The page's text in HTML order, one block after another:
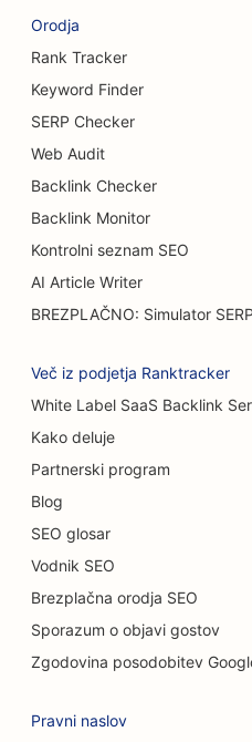
SEO za storitve
SEO za samopostrežne
SEO za tovornjake za
SEO za trgovine s
SEO za opeklinske kirurge
SEO za avtopralnice
SEO za kavarne
SEO za prodajalne
SEO za mačje kavarne
SEO za kiropraktike
SEO za storitve čiščenja
SEO za kavarne
SEO za svetovalna
Orodja
Rank Tracker
Keyword Finder
SERP Checker
Web Audit
Backlink Checker
Backlink Monitor
Kontrolni seznam SEO
AI Article Writer
BREZPLAČNO: Simulator SERP
Več iz podjetja Ranktracker
White Label SaaS Backlink
Kako deluje
Partnerski program
Blog
SEO glosar
Vodnik SEO
Brezplačna orodja SEO
Sporazum o objavi gostov
Zgodovina posodobitev
Pravni naslov